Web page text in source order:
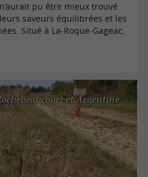
pu être mieux trouvé
saveurs équilibrées et les
Situé à La-Roque-Gageac,
et Argentine